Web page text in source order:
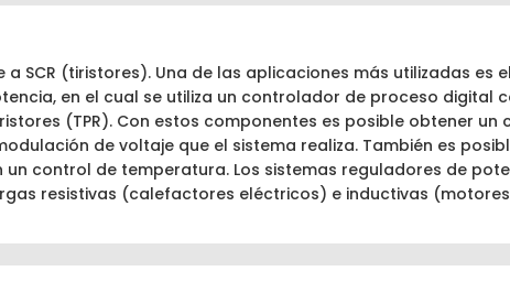
a SCR (tiristores). Una de las aplicaciones más utilizadas
en el cual se utiliza un controlador de proceso digital
(TPR). Con estos componentes es posible obtener
de voltaje que el sistema realiza. También es
un control de temperatura. Los sistemas reguladores de
resistivas (calefactores eléctricos) e inductivas